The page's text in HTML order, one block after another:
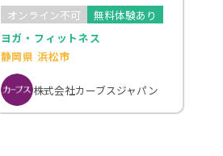
オンライン不可
無料体験あり
ヨガ・フィットネス
静岡県 浜松市
株式会社カーブスジャパン